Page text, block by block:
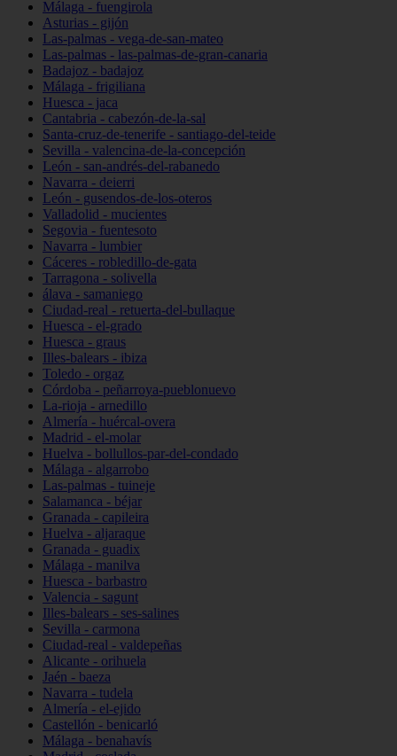
Málaga - fuengirola
Asturias - gijón
Las-palmas - vega-de-san-mateo
Las-palmas - las-palmas-de-gran-canaria
Badajoz - badajoz
Málaga - frigiliana
Huesca - jaca
Cantabria - cabezón-de-la-sal
Santa-cruz-de-tenerife - santiago-del-teide
Sevilla - valencina-de-la-concepción
León - san-andrés-del-rabanedo
Navarra - deierri
León - gusendos-de-los-oteros
Valladolid - mucientes
Segovia - fuentesoto
Navarra - lumbier
Cáceres - robledillo-de-gata
Tarragona - solivella
álava - samaniego
Ciudad-real - retuerta-del-bullaque
Huesca - el-grado
Huesca - graus
Illes-balears - ibiza
Toledo - orgaz
Córdoba - peñarroya-pueblonuevo
La-rioja - arnedillo
Almería - huércal-overa
Madrid - el-molar
Huelva - bollullos-par-del-condado
Málaga - algarrobo
Las-palmas - tuineje
Salamanca - béjar
Granada - capileira
Huelva - aljaraque
Granada - guadix
Málaga - manilva
Huesca - barbastro
Valencia - sagunt
Illes-balears - ses-salines
Sevilla - carmona
Ciudad-real - valdepeñas
Alicante - orihuela
Jaén - baeza
Navarra - tudela
Almería - el-ejido
Castellón - benicarló
Málaga - benahavís